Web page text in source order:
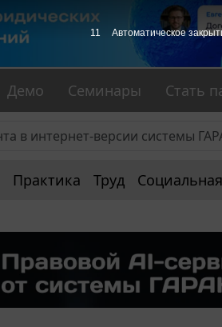
Демо Семинары Стать
Практика Труд
10 Автоматическое